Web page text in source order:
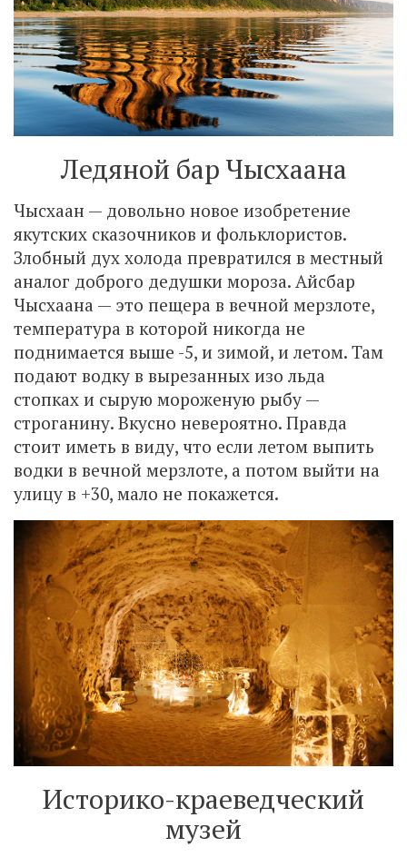
Ледяной бар Чысхаана
Чысхаан — довольно новое изобретение
якутских сказочников и фольклористов.
Злобный дух холода превратился в местный
аналог доброго дедушки мороза. Айсбар
Чысхаана — это пещера в вечной мерзлоте,
температура в которой никогда не
поднимается выше -5, и зимой, и летом. Там
подают водку в вырезанных изо льда
стопках и сырую мороженую рыбу —
строганину. Вкусно невероятно. Правда
стоит иметь в виду, что если летом выпить
водки в вечной мерзлоте, а потом выйти на
улицу в +30, мало не покажется.
Историко-краеведческий
музей